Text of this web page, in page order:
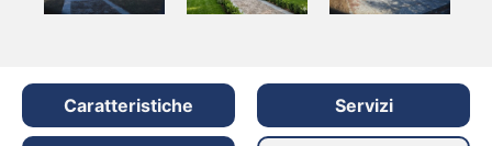
Caratteristiche Servizi